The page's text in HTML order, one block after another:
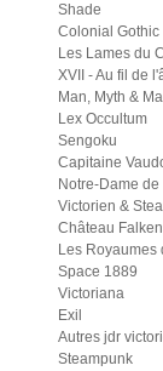
Shade
Colonial Gothic
Les Lames du
XVII - Au fil de
Man, Myth &
Lex Occultum
Sengoku
Capitaine
Notre-Dame de
Victorien &
Château
Les Royaumes
Space 1889
Victoriana
Exil
Autres jdr
Steampunk